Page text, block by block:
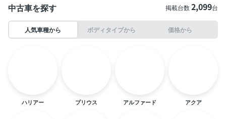
中古車を探す 掲載台数2,099台
人気車種から ボディタイプから 価格から
ハリアー プリウス アルファード アクア